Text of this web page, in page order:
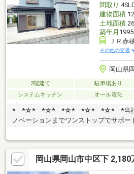
間取り
建物面積
土地面積
築年月
ＪＲ赤
その他の交通
岡山県
2階建て 駐車場あり
システムキッチン
オール電化
* *☆* *☆* *☆* *☆* *☆* *当社は不
ノベーションまでワンストップでサポー
ベ・リフォームで蘇らせます。物件購入
一緒にローンで組む提案も可能です。
の完成予想図を立体的に表現。購入・買
ションなど、お気軽にご相談ください！
岡山県岡山市中区下 2,180